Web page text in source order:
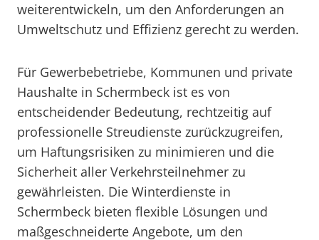
weiterentwickeln, um den Anforderungen an
Umweltschutz und Effizienz gerecht zu werden.
Für Gewerbebetriebe, Kommunen und private
Haushalte in Schermbeck ist es von
entscheidender Bedeutung, rechtzeitig auf
professionelle Streudienste zurückzugreifen,
um Haftungsrisiken zu minimieren und die
Sicherheit aller Verkehrsteilnehmer zu
gewährleisten. Die Winterdienste in
Schermbeck bieten flexible Lösungen und
maßgeschneiderte Angebote, um den